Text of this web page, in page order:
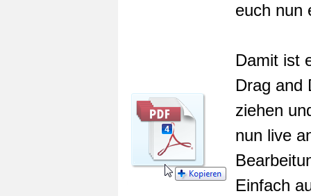
euch nun
Damit ist
Drag and
ziehen
nun live
Einfach